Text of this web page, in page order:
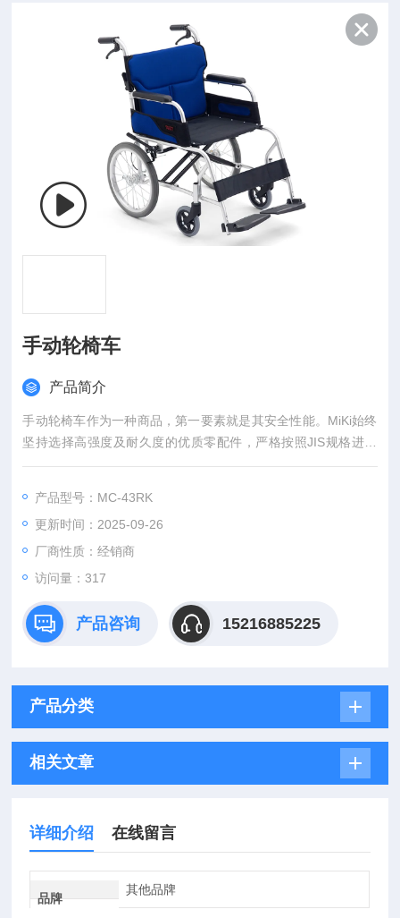
手动轮椅车
产品简介
手动轮椅车作为⼀种商品，第⼀要素就是其安全性能。MiKi始终
坚持选择⾼强度及耐久度的优质零配件，严格按照JIS规格进⾏
各类性能测试，始终将品质管理放在⾸位。与时俱进的开发技
的产品质量。
产品型号：MC-43RK
更新时间：2025-09-26
厂商性质：经销商
访问量：317
产品咨询 15216885225
产品分类
相关文章
详细介绍 在线留言
品牌
其他品牌